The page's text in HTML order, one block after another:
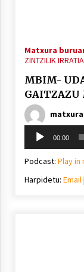
Matxura
ZINTZILIK IRRATIA
MBIM-
GAITZAZU
Soinu
00:00
Podcast: Play in
Harpidetu: Email|